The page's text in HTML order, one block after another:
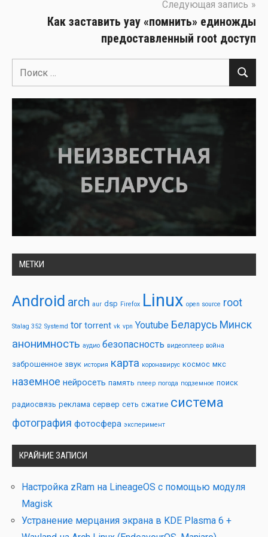
Следующая запись
Как заставить yay «помнить» единожды
предоставленный root доступ
Поиск
для:
Поиск
МЕТКИ
Android arch aur dsp Firefox Linux open source root
Stalag 352 Systemd tor torrent vk vpn Youtube Беларусь Минск
анонимность аудио безопасность видеоплеер война
заброшенное звук история карта коронавирус космос мкс
наземное нейросеть память плеер погода подземное поиск
радиосвязь реклама сервер сеть сжатие система
фотография фотосфера эксперимент
КРАЙНИЕ ЗАПИСИ
Настройка zRam на LineageOS с помощью модуля
Magisk
Устранение мерцания экрана в KDE Plasma 6 +